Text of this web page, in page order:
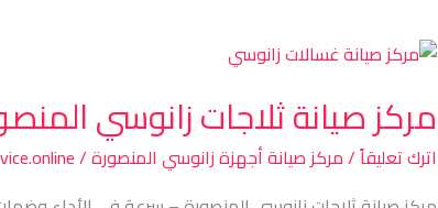
مركز صيانة ثلاجات زانوسي
اترك تعليقاً/مركز صيانة أجهزة زانوسي المنصورة/
مركز
ثلاجات
زانوسي
المنصورة